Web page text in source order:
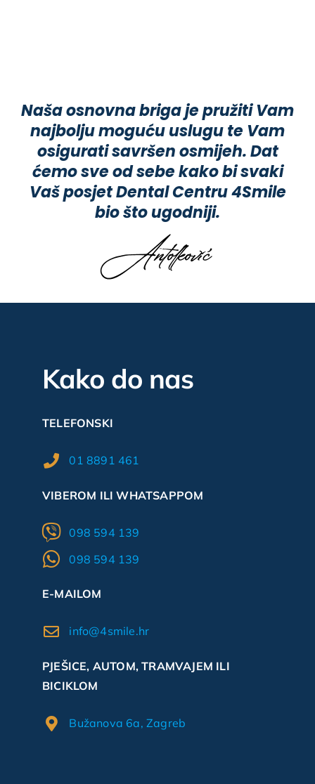
Naša osnovna briga je pružiti Vam
najbolju moguću uslugu te Vam
osigurati savršen osmijeh. Dat
ćemo sve od sebe kako bi svaki
Vaš posjet Dental Centru 4Smile
bio što ugodniji.
Kako do nas
TELEFONSKI
01 8891 461
VIBEROM ILI WHATSAPPOM
098 594 139
098 594 139
E-MAILOM
info@4smile.hr
PJEŠICE, AUTOM, TRAMVAJEM ILI
BICIKLOM
Bužanova 6a, Zagreb